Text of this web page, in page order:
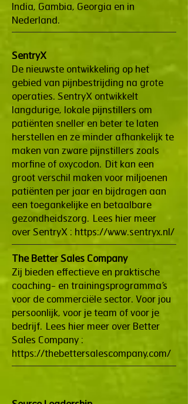
India, Gambia, Georgia en in
Nederland.
SentryX
De nieuwste ontwikkeling op het
gebied van pijnbestrijding na grote
operaties. SentryX ontwikkelt
langdurige, lokale pijnstillers om
patiënten sneller en beter te laten
herstellen en ze minder afhankelijk te
maken van zware pijnstillers zoals
morfine of oxycodon. Dit kan een
groot verschil maken voor miljoenen
patiënten per jaar en bijdragen aan
een toegankelijke en betaalbare
gezondheidszorg. Lees hier meer
over SentryX : https://www.sentryx.nl/
The Better Sales Company
Zij bieden effectieve en praktische
coaching- en trainingsprogramma’s
voor de commerciële sector. Voor jou
persoonlijk, voor je team of voor je
bedrijf. Lees hier meer over Better
Sales Company :
https://thebettersalescompany.com/